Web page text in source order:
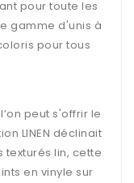
pour toute les
gamme d'unis à
pour tous
peut s'offrir le
LINEN déclinait
texturés lin, cette
en vinyle sur